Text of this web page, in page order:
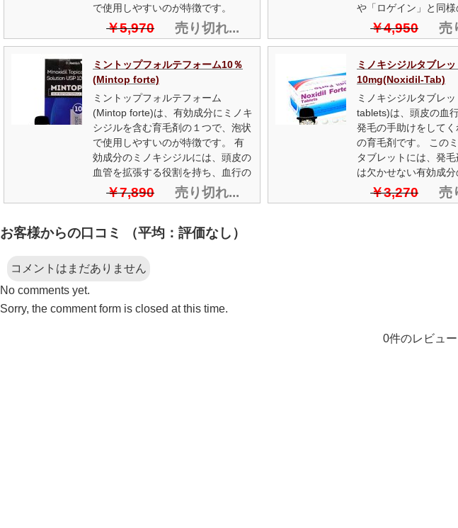
で使用しやすいのが特徴です。
￥5,970 売り切れ...
や「ロゲイン」と同
れています。
￥4,950 売
ミントップフォルテフォーム10％
(Mintop forte)
ミントップフォルテフォーム
(Mintop forte)は、有効成分にミノキ
シジルを含む育毛剤の１つで、泡状
で使用しやすいのが特徴です。 有
効成分のミノキシジルには、頭皮の
血管を拡張する役割を持ち、血行の
流れをよくして発毛を促進する効果
があります。
￥7,890 売り切れ...
ミノキシジルタブレッ
10mg(Noxidil-Tab)
ミノキシジルタブレ
tablets)は、頭皮の血
発毛の手助けをして
の育毛剤です。 この
タブレットには、発
は欠かせない有効成
ルが含まれいるのが特
￥3,270 売
お客様からの口コミ （平均：評価なし）
コメントはまだありません
No comments yet.
Sorry, the comment form is closed at this time.
0件のレビュ